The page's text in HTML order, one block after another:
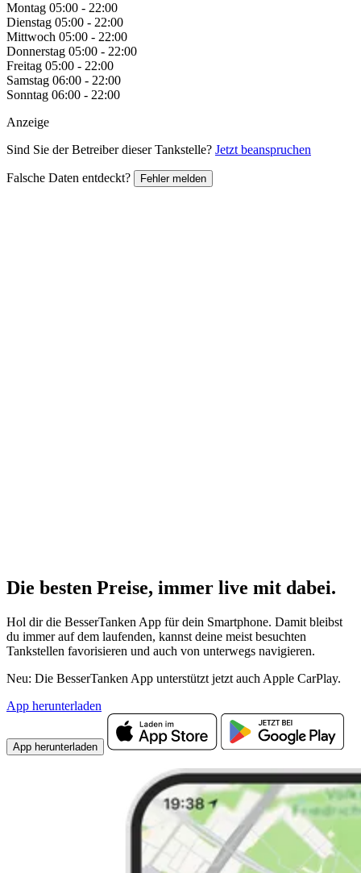
Montag 05:00 - 22:00
Dienstag 05:00 - 22:00
Mittwoch 05:00 - 22:00
Donnerstag 05:00 - 22:00
Freitag 05:00 - 22:00
Samstag 06:00 - 22:00
Sonntag 06:00 - 22:00
Anzeige
Sind Sie der Betreiber dieser Tankstelle? Jetzt beanspruchen
Falsche Daten entdeckt? Fehler melden
Die besten Preise, immer live mit dabei.
Hol dir die BesserTanken App für dein Smartphone. Damit bleibst
du immer auf dem laufenden, kannst deine meist besuchten
Tankstellen favorisieren und auch von unterwegs navigieren.
Neu: Die BesserTanken App unterstützt jetzt auch Apple CarPlay.
App herunterladen
App herunterladen